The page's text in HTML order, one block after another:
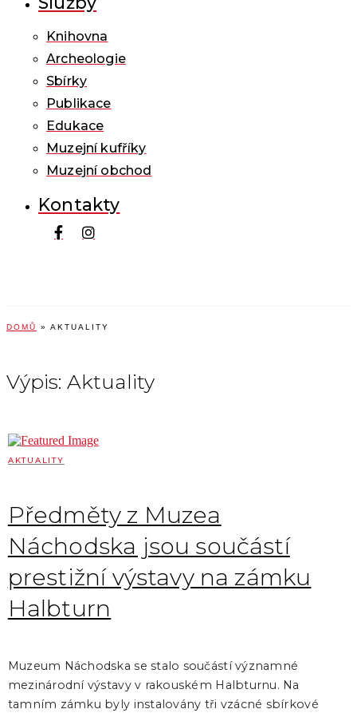
Knihovna
Archeologie
Sbírky
Publikace
Edukace
Muzejní kufříky
Muzejní obchod
Kontakty
DOMŮ » AKTUALITY
Výpis: Aktuality
AKTUALITY
Předměty z Muzea
Náchodska jsou součástí
prestižní výstavy na zámku
Halbturn
Muzeum Náchodska se stalo součástí významné
mezinárodní výstavy v rakouském Halbturnu. Na
tamním zámku byly instalovány tři vzácné sbírkové